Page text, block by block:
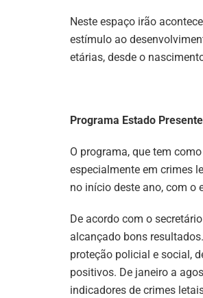
Neste espaço irão
estímulo ao
etárias, desde o
Programa Estado Presente
O programa, que tem
especialmente em crimes
no início deste ano, com o
De acordo com o
alcançado bons
proteção policial e social,
positivos. De janeiro a
indicadores de crimes